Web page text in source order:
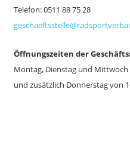
Telefon: 0511 88 75 28
Öffnungszeiten der
Montag, Dienstag und Mittwoch
und zusätzlich Donnerstag von